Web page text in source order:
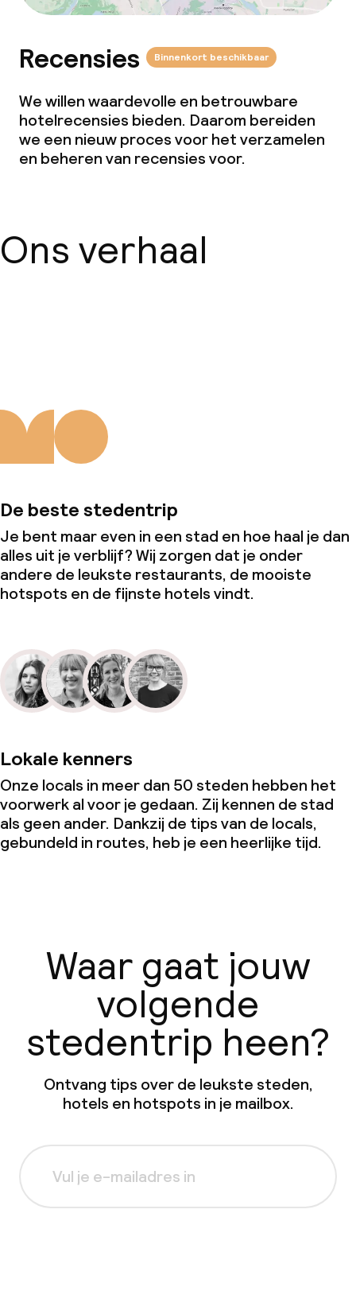
Vegetarische opties
Schoonmaakvoorzieningen
Wasservice
Conferentieruimte
Overal rookvrij
Kleine huisdieren toegestaan (minder
Grote huisdieren toegestaan (meer
Uitsluitend volwassenen
Recensies Binnenkort beschikbaar
We willen waardevolle en betrouwbare
hotelrecensies bieden. Daarom bereiden
we een nieuw proces voor het verzamelen
en beheren van recensies voor.
Ons verhaal
De beste stedentrip
Je bent maar even in een stad en hoe haal je dan
alles uit je verblijf? Wij zorgen dat je onder
andere de leukste restaurants, de mooiste
hotspots en de fijnste hotels vindt.
Lokale kenners
Onze locals in meer dan 50 steden hebben het
voorwerk al voor je gedaan. Zij kennen de stad
als geen ander. Dankzij de tips van de locals,
gebundeld in routes, heb je een heerlijke tijd.
Waar gaat jouw
volgende
stedentrip heen?
Ontvang tips over de leukste steden,
hotels en hotspots in je mailbox.